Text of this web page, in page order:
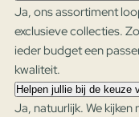
Ja, ons assortiment
exclusieve collecties.
ieder budget een
kwaliteit.
Helpen jullie bij de keuze
Ja, natuurlijk. We